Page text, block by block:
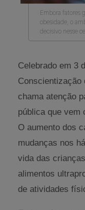
Embora fatores
obesidade, o
decisivo nesse
Celebrado em 3
Conscientização
chama atenção
pública que vem
O aumento dos
mudanças nos
vida das
alimentos
de atividades